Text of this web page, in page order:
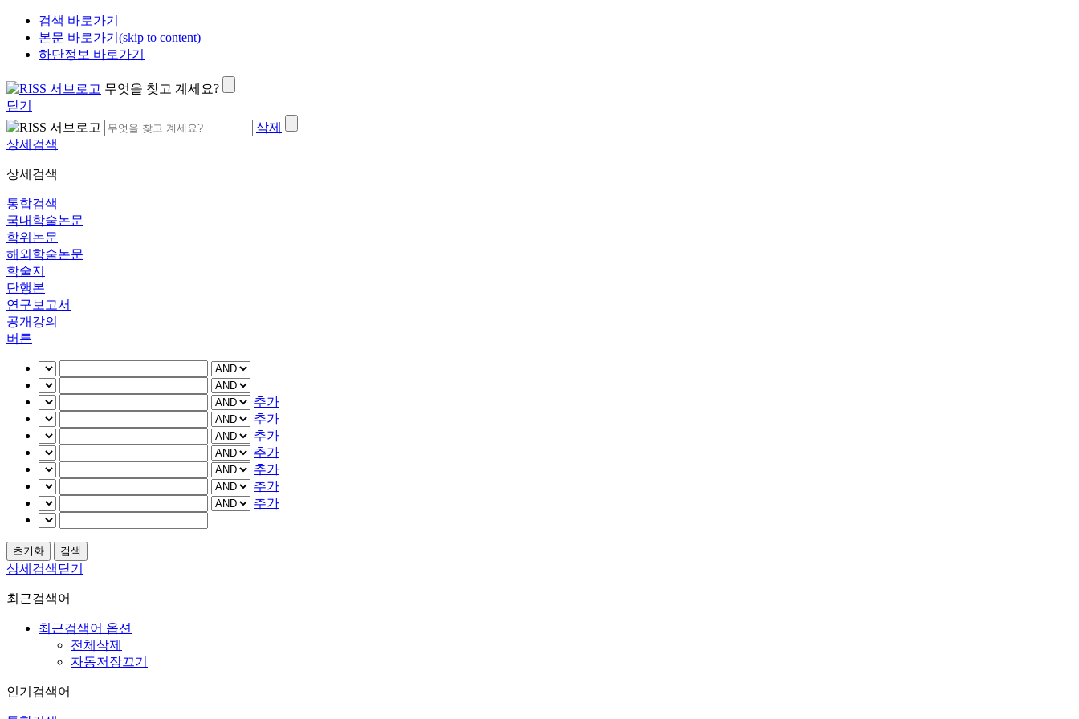
검색 바로가기
본문 바로가기(skip to content)
하단정보 바로가기
무엇을 찾고 계세요?
닫기
삭제
상세검색
상세검색
통합검색
국내학술논문
학위논문
해외학술논문
학술지
단행본
연구보고서
공개강의
버튼
추가
추가
추가
추가
추가
추가
추가
상세검색닫기
최근검색어
최근검색어 옵션
전체삭제
자동저장끄기
인기검색어